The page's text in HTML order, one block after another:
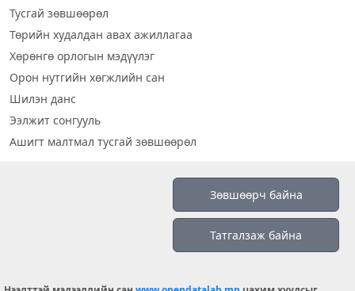
Тусгай зөвшөөрөл
Төрийн худалдан авах ажиллагаа
Хөрөнгө орлогын мэдүүлэг
Орон нутгийн хөгжлийн сан
Шилэн данс
Ээлжит сонгууль
Ашигт малтмал тусгай зөвшөөрөл
info@opendatalab.mn
Зөвшөөрч байна
Татгалзаж байна